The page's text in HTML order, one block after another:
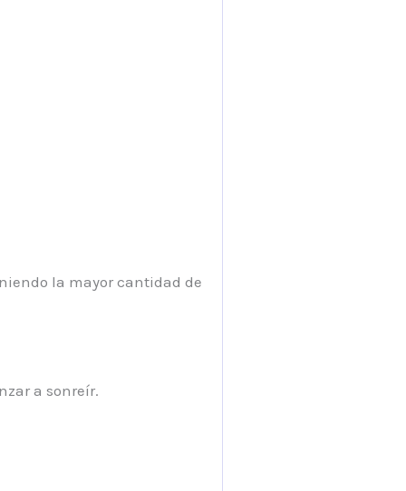
la mayor cantidad de
a sonreír.